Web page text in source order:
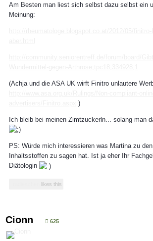
Am Besten man liest sich selbst dazu selbst ein
Meinung:
(Achja und die ASA UK wirft Finitro unlautere
)
Ich bleib bei meinen Zimtzuckerln... solang man
PS: Würde mich interessieren was Martina zu
Inhaltsstoffen zu sagen hat. Ist ja eher Ihr
Diätologin
likes this
Cionn 625